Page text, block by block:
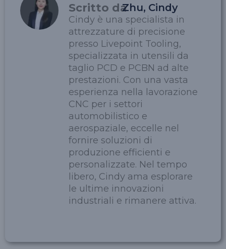
Scritto daZhu, Cindy
Cindy è una specialista in
attrezzature di precisione
presso Livepoint Tooling,
specializzata in utensili da
taglio PCD e PCBN ad alte
prestazioni. Con una vasta
esperienza nella lavorazione
CNC per i settori
automobilistico e
aerospaziale, eccelle nel
fornire soluzioni di
produzione efficienti e
personalizzate. Nel tempo
libero, Cindy ama esplorare
le ultime innovazioni
industriali e rimanere attiva.